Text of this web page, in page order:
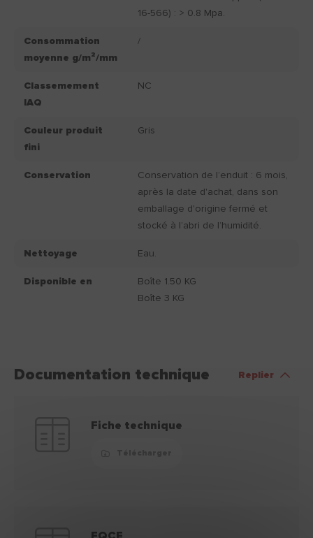
16-566) : > 0.8 Mpa.
Consommation
moyenne g/m²/mm
/
Classemement
IAQ
NC
Couleur produit
fini
Gris
Conservation
Conservation de l’enduit : 6 mois,
après la date d'achat, dans son
emballage d'origine fermé et
stocké à l’abri de l’humidité.
Nettoyage Eau.
Disponible en
Boîte 1.50 KG
Boîte 3 KG
Documentation technique Replier
Fiche technique